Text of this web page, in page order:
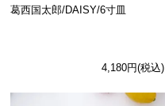
葛西国太郎/DAISY/6寸皿
4,180円(税込)